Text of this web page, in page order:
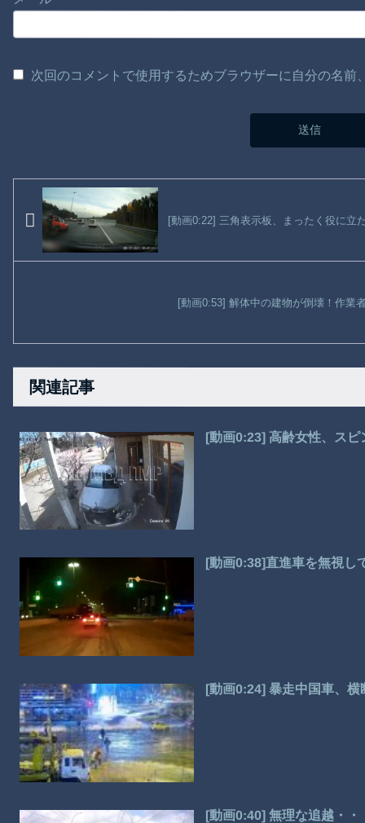
次回のコメントで使用するためブラウザーに自分の名
[動画0:22] 三角表示板、まったく役に立
[動画0:53] 解体中の建物が倒壊！作業
関連記事
[動画0:23] 高齢女性、ス
[動画0:38]直進車を無視し
[動画0:24] 暴走中国車、
[動画0:40] 無理な追越・